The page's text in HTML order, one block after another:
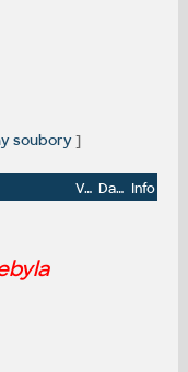
soubory]
Velikost Datum Info